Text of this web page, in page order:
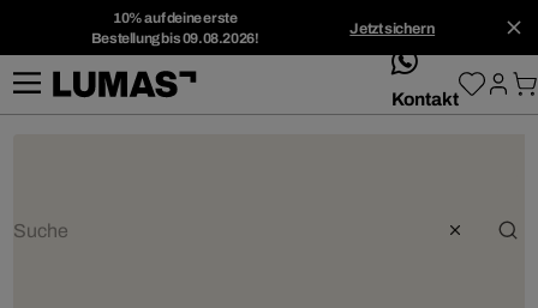
10% auf deine erste
Bestellung bis 09.08.2026!
Jetzt sichern
whatsApp
Kontakt